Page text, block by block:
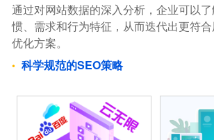
通过对网站数据的深入分析，企业可以
惯、需求和行为特征，从而迭代出更符
优化方案。
科学规范的SEO策略